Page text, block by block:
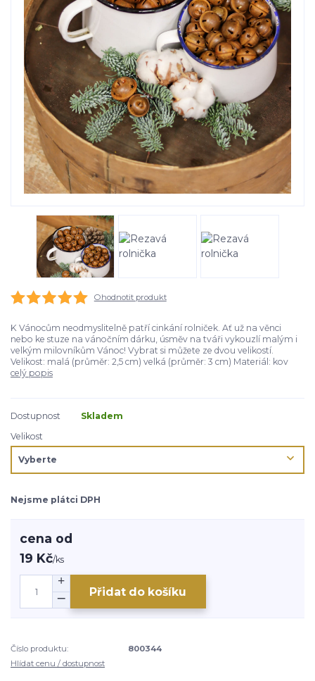
Ohodnotit produkt
K Vánocům neodmyslitelně patří cinkání rolniček. Ať už na věnci
nebo ke stuze na vánočním dárku, úsměv na tváři vykouzlí malým i
velkým milovníkům Vánoc! Vybrat si můžete ze dvou velikostí.
Velikost: malá (průměr: 2,5 cm) velká (průměr: 3 cm) Materiál: kov
celý popis
Dostupnost
Skladem
Velikost
Nejsme plátci DPH
cena od
19 Kč/ks
Přidat do košíku
Číslo produktu:
800344
Hlídat cenu / dostupnost